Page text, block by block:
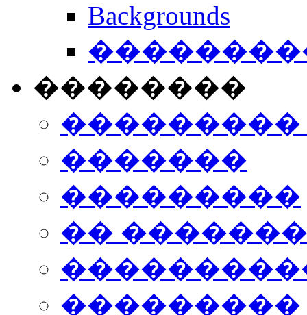
Backgrounds
��������
���������
�������
���������
��
���������